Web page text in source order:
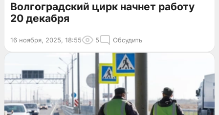
Волгоградский цирк начнет работу
20 декабря
16 ноября, 2025, 18:55 5 Обсудить